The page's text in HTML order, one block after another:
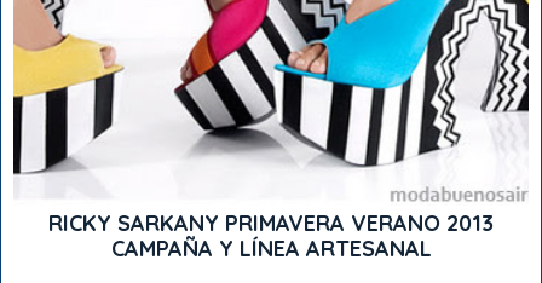
RICKY SARKANY PRIMAVERA VERANO 2013
CAMPAÑA Y LÍNEA ARTESANAL